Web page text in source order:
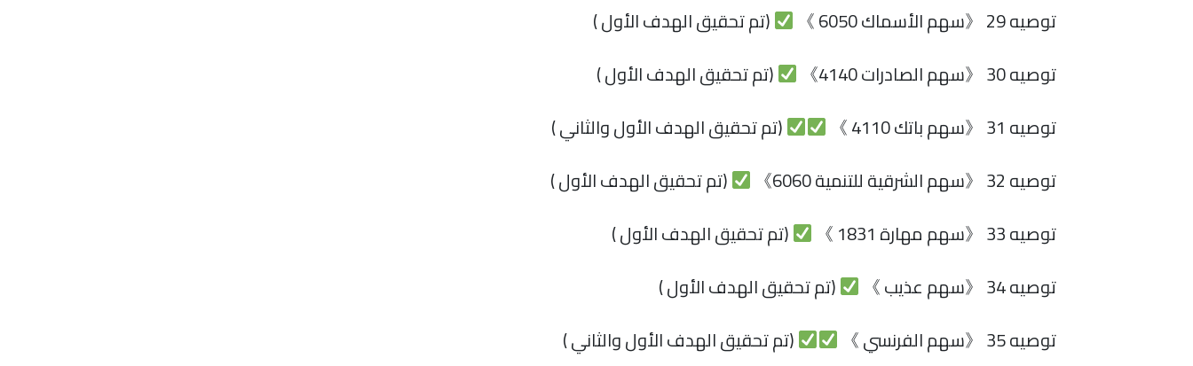
توصيه 29 《سهم الأسماك 6050 》
(تم تحقيق الهدف الأول )
توصيه 30 《سهم الصادرات 4140》
(تم تحقيق الهدف الأول )
توصيه 31 《سهم باتك 4110 》
(تم تحقيق الهدف الأول والثاني )
توصيه 32 《سهم الشرقية للتنمية 6060》
(تم تحقيق الهدف الأول )
توصيه 33 《سهم مهارة 1831 》
(تم تحقيق الهدف الأول )
توصيه 34 《سهم عذيب 》
(تم تحقيق الهدف الأول )
توصيه 35 《سهم الفرنسي 》
(تم تحقيق الهدف الأول والثاني )